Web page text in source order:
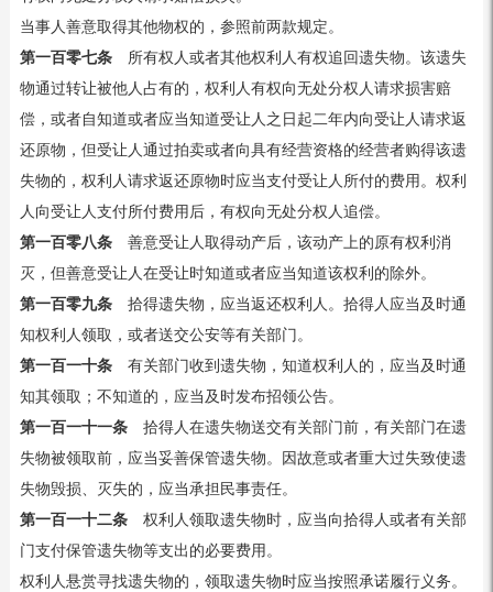
当事人善意取得其他物权的，参照前两款规定。
第一百零七条所有权人或者其他权利人有权追回遗失物。该遗失
物通过转让被他人占有的，权利人有权向无处分权人请求损害赔
偿，或者自知道或者应当知道受让人之日起二年内向受让人请求返
还原物，但受让人通过拍卖或者向具有经营资格的经营者购得该遗
失物的，权利人请求返还原物时应当支付受让人所付的费用。权利
人向受让人支付所付费用后，有权向无处分权人追偿。
第一百零八条善意受让人取得动产后，该动产上的原有权利消
灭，但善意受让人在受让时知道或者应当知道该权利的除外。
第一百零九条拾得遗失物，应当返还权利人。拾得人应当及时通
知权利人领取，或者送交公安等有关部门。
第一百一十条有关部门收到遗失物，知道权利人的，应当及时通
知其领取；不知道的，应当及时发布招领公告。
第一百一十一条拾得人在遗失物送交有关部门前，有关部门在遗
失物被领取前，应当妥善保管遗失物。因故意或者重大过失致使遗
失物毁损、灭失的，应当承担民事责任。
第一百一十二条权利人领取遗失物时，应当向拾得人或者有关部
门支付保管遗失物等支出的必要费用。
权利人悬赏寻找遗失物的，领取遗失物时应当按照承诺履行义务。